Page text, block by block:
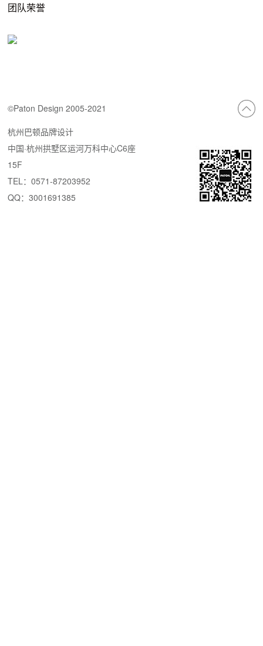
团队荣誉
©Paton Design 2005-2021
杭州巴顿品牌设计
中国·杭州拱墅区运河万科中心C6座
15F
TEL：0571-87203952
QQ：3001691385